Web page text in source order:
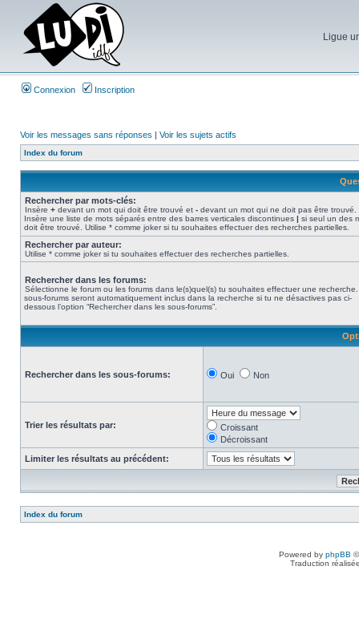
Ligue
Connexion Inscription
Voir les messages sans réponses | Voir les sujets actifs
Index du forum
Rechercher par mots-clés:
Insère + devant un mot qui doit être trouvé et - devant un mot qui ne doit pas être trouvé.
Insère une liste de mots séparés entre des barres verticales discontinues | si seul un des
doit être trouvé. Utilise * comme joker si tu souhaites effectuer des recherches partielles.
Rechercher par auteur:
Utilise * comme joker si tu souhaites effectuer des recherches partielles.
Rechercher dans les forums:
Sélectionne le forum ou les forums dans le(s)quel(s) tu souhaites effectuer une
sous-forums seront automatiquement inclus dans la recherche si tu ne désactives pas ci-
dessous l’option “Rechercher dans les sous-forums”.
Rechercher dans les sous-forums: Oui Non
Trier les résultats par:
Croissant
Décroissant
Limiter les résultats au précédent:
Index du forum
Powered by phpBB
Traduction